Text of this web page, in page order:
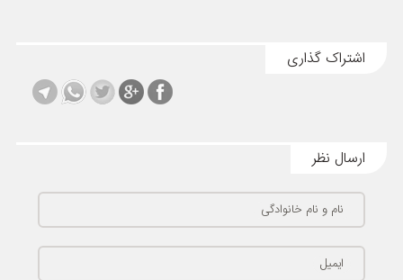
اشتراک گذاری
ارسال نظر
نام و نام خانوادگی
ایمیل